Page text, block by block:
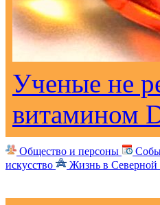
Ученые не
витамином
Общество и персоны
искусство
Жизнь в Северной